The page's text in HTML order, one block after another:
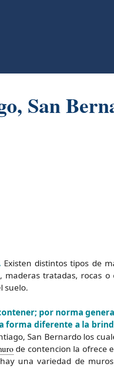
San
Existen distintos tipos de
tratadas, rocas o
suelo.
por norma
forma diferente a la
San Bernardo los
de contencion la ofrece
una variedad de